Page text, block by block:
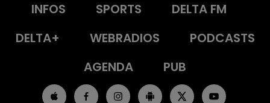
INFOS SPORTS
DELTA FM
DELTA+
WEBRADIOS
PODCASTS
AGENDA
PUB